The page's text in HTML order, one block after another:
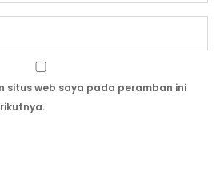
situs web saya pada peramban ini